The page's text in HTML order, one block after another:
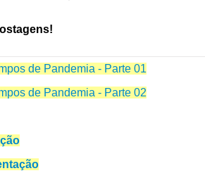
de Pandemia - Parte 01
de Pandemia - Parte 02